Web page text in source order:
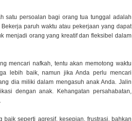
satu persoalan bagi orang tua tunggal adalah
paruh waktu atau pekerjaan yang dapat
menjadi orang yang kreatif dan fleksibel dalam
mencari nafkah, tentu akan memotong waktu
lebih baik, namun jika Anda perlu mencari
dia miliki dalam mengasuh anak Anda. Jalin
dengan anak. Kehangatan persahabatan,
seperti agresif, kesepian, frustrasi, bahkan